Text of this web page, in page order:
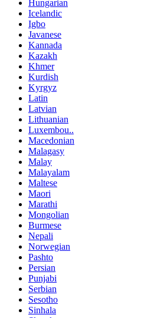
Hungarian
Icelandic
Igbo
Javanese
Kannada
Kazakh
Khmer
Kurdish
Kyrgyz
Latin
Latvian
Lithuanian
Luxembou..
Macedonian
Malagasy
Malay
Malayalam
Maltese
Maori
Marathi
Mongolian
Burmese
Nepali
Norwegian
Pashto
Persian
Punjabi
Serbian
Sesotho
Sinhala